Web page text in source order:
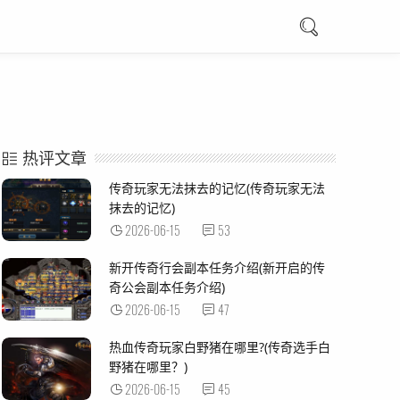
热评文章
传奇玩家无法抹去的记忆(传奇玩家无法
抹去的记忆)
2026-06-15 53
新开传奇行会副本任务介绍(新开启的传
奇公会副本任务介绍)
2026-06-15 47
热血传奇玩家白野猪在哪里?(传奇选手白
野猪在哪里？)
2026-06-15 45